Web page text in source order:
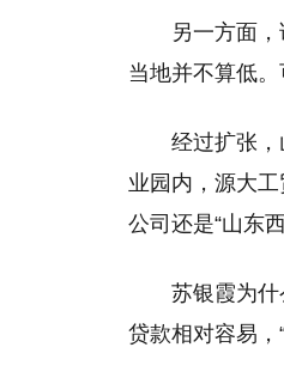
另一方面
当地并不算低。
经过扩张
业园内，源大
公司还是“山东
苏银霞为
贷款相对容易，